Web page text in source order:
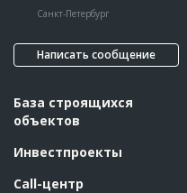
Санкт-Петербург
Написать сообщение
База строящихся
объектов
Инвестпроекты
Call-центр